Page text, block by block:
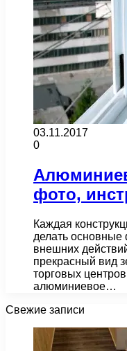
03.11.2017
0
фото,
Каждая
делать основные
внешних
прекрасный вид
торговых
алюминиевое…
Свежие записи